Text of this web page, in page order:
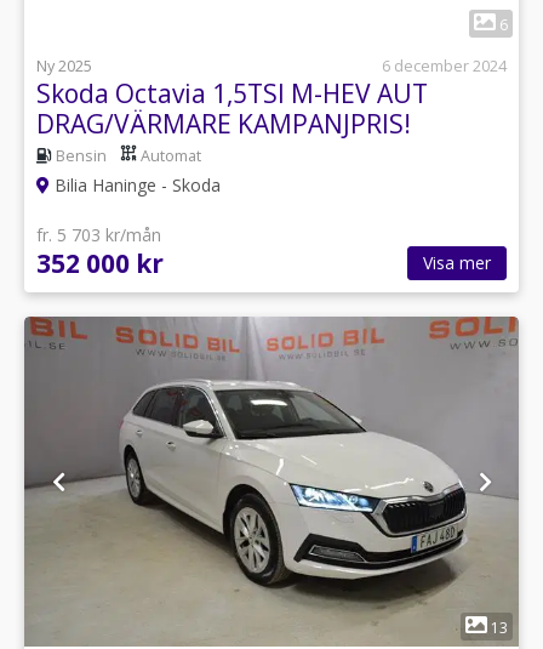
6
Ny 2025
6 december 2024
Skoda Octavia 1,5TSI M-HEV AUT
DRAG/VÄRMARE KAMPANJPRIS!
Bensin Automat
Bilia Haninge - Skoda
fr. 5 703 kr/mån
352 000 kr Visa mer
13